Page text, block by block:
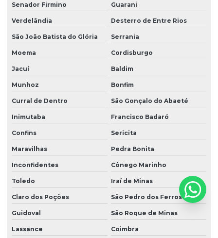
Senador Firmino Guarani
Verdelândia Desterro de Entre Rios
São João Batista do Glória Serrania
Moema Cordisburgo
Jacuí Baldim
Munhoz Bonfim
Curral de Dentro São Gonçalo do Abaeté
Inimutaba Francisco Badaró
Confins Sericita
Maravilhas Pedra Bonita
Inconfidentes Cônego Marinho
Toledo Iraí de Minas
Claro dos Poções São Pedro dos Ferros
Guidoval São Roque de Minas
Lassance Coimbra